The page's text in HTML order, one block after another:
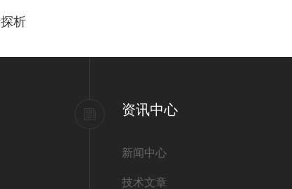
析
资讯中心
新闻中心
技术文章